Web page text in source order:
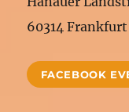
60314
FACEBOOK